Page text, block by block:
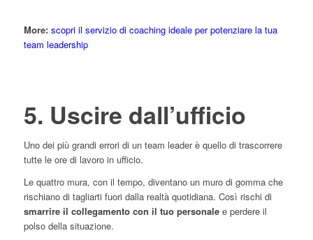
More:scopri il servizio di coaching ideale per potenziare la tua
team leadership
5. Uscire dall’ufficio
Uno dei più grandi errori di un team leader è quello di trascorrere
tutte le ore di lavoro in ufficio.
Le quattro mura, con il tempo, diventano un muro di gomma che
rischiano di tagliarti fuori dalla realtà quotidiana. Così rischi di
smarrire il collegamento con il tuo personalee perdere il
polso della situazione.